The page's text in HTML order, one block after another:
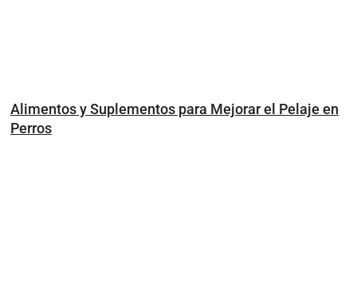
Alimentos y Suplementos para Mejorar el Pelaje en
Perros